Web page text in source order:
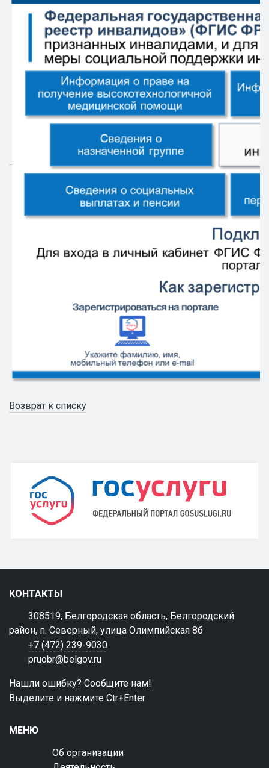
Возврат к списку
КОНТАКТЫ
308519, Белгородская область, Белгородский
район, п. Северный, улица Олимпийская 8б
+7 (472) 239-9030
pruobr@belgov.ru
Нашли ошибку? Сообщите нам!
Выделите и нажмите Ctr+Enter
МЕНЮ
Об организации